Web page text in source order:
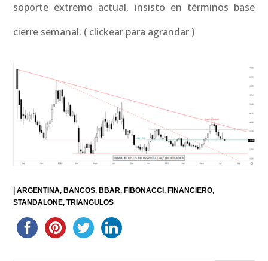
soporte extremo actual, insisto en términos base
cierre semanal. ( clickear para agrandar )
|ARGENTINA BANCOS BBAR FIBONACCI FINANCIERO
STANDALONE TRIANGULOS